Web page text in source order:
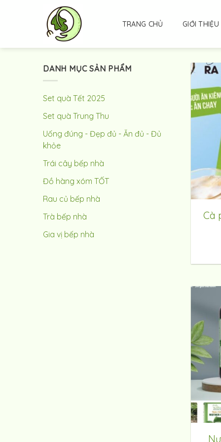
TRANG CHỦ GIỚI THIỆU
DANH MỤC SẢN PHẨM
Set quà Tết 2025
Set quà Trung Thu
Uống đúng - Đẹp đủ - Ăn đủ - Đủ
khỏe
Trái cây bếp nhà
Đồ hàng xóm TỐT
Rau củ bếp nhà
Trà bếp nhà
Gia vị bếp nhà
Cà